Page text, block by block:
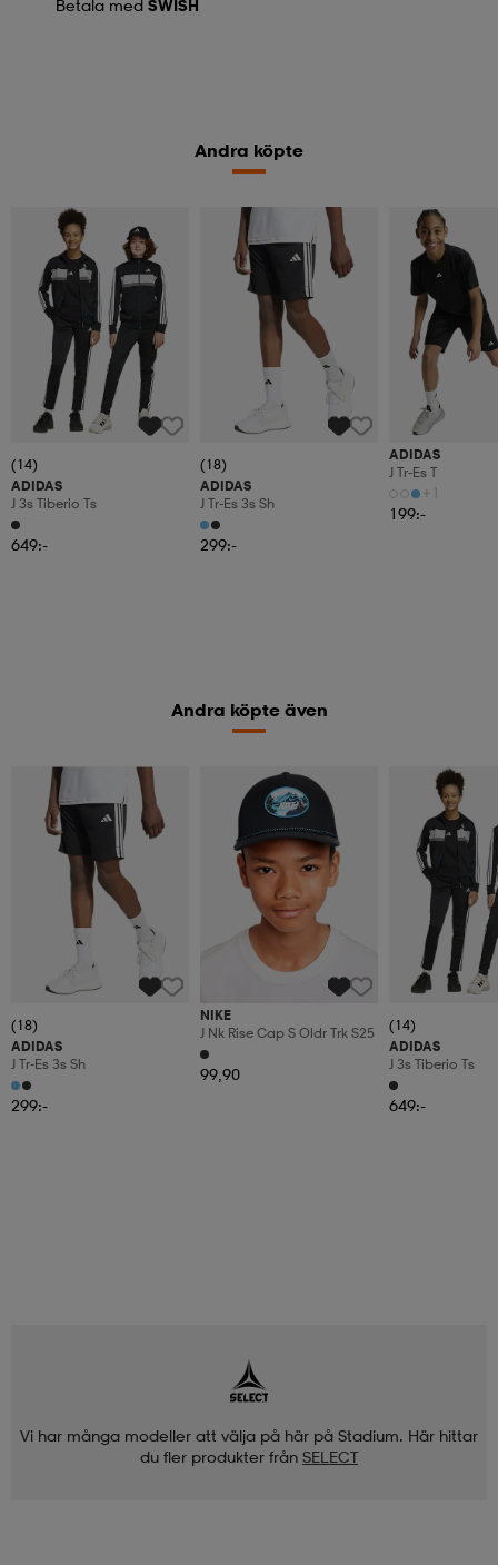
Betala med SWISH
Andra köpte
(14)
ADIDAS
J 3s Tiberio Ts
649:-
(18)
ADIDAS
J Tr-Es 3s Sh
299:-
ADIDAS
J Tr-Es T
+1
199:-
Andra köpte även
(18)
ADIDAS
J Tr-Es 3s Sh
299:-
NIKE
J Nk Rise Cap S Oldr Trk S25
99,90
(14)
ADIDAS
J 3s Tiberio Ts
649:-
Vi har många modeller att välja på här på Stadium. Här hittar
du fler produkter från SELECT